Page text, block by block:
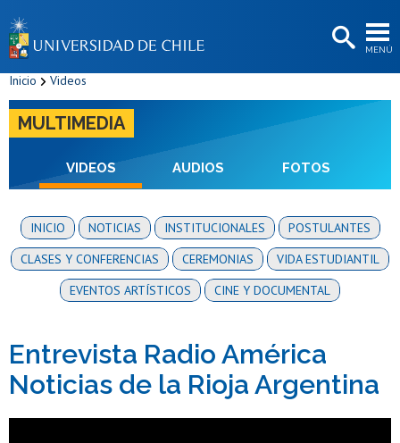
MENÚ
BIBLIOTECAS
Estudiantes
Funcionarias/os
Egresadas/os
Inicio Videos
MULTIMEDIA
VIDEOS AUDIOS FOTOS
INICIO NOTICIAS INSTITUCIONALES
POSTULANTES
CLASES Y CONFERENCIAS
CEREMONIAS
VIDA ESTUDIANTIL
EVENTOS ARTÍSTICOS
CINE Y DOCUMENTAL
Entrevista Radio América
Noticias de la Rioja Argentina